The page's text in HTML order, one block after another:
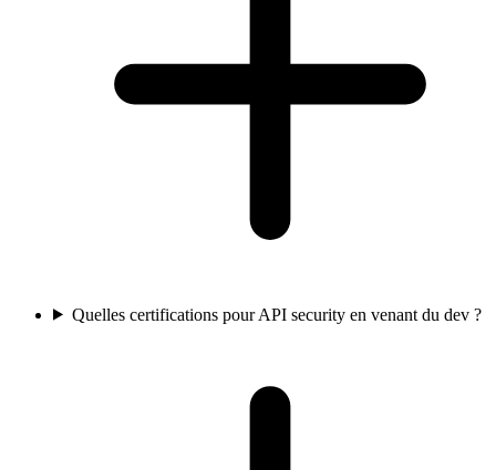
Quelles certifications pour API security en venant du dev ?